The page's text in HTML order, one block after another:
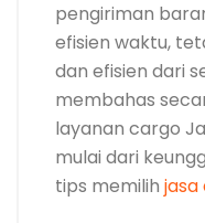
pengiriman
efisien waktu,
dan efisien dari
membahas
layanan cargo
mulai dari
tips memilih jasa